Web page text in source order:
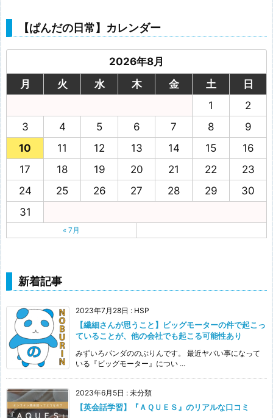
【ぱんだの日常】カレンダー
2026年8月
月
火 水 木 金 土
日
1
2
3
4 5 6 7 8
9
10
11 12 13 14 15
16
17
18 19 20 21 22
23
24
25 26 27 28 29
30
31
« 7月
新着記事
2023年7月28日 : HSP
【繊細さんが思うこと】ビッグモーターの件で起こっ
ていることが、他の会社でも起こる可能性あり
みずいろパンダののぶりんです。 最近ヤバい事になって
いる『ビッグモーター』につい ...
2023年6月5日 : 未分類
【英会話学習】『ＡＱＵＥＳ』のリアルな口コミ